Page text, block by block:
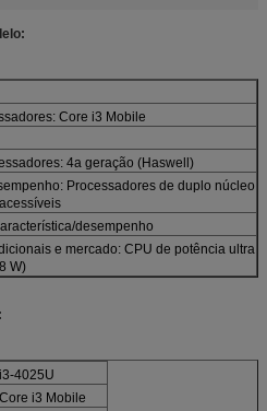
Core i3 Mobile
4a geração (Haswell)
Processadores de duplo núcleo
desempenho
e mercado: CPU de potência ultra
W)
i3-4025U
Core i3 Mobile